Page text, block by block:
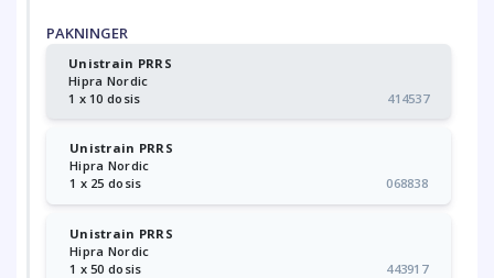
PAKNINGER
Unistrain PRRS
Hipra Nordic
1 x 10 dosis
414537
Unistrain PRRS
Hipra Nordic
1 x 25 dosis
068838
Unistrain PRRS
Hipra Nordic
1 x 50 dosis
443917